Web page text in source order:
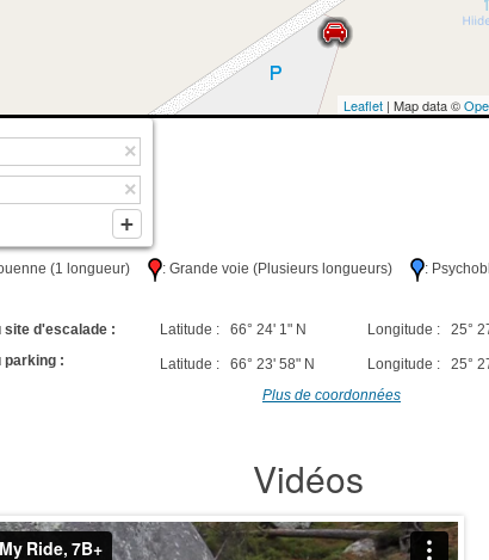
Leaflet| Map data ©
(1 longueur) : Grande voie (Plusieurs longueurs) :
site d'escalade : Latitude : 66° 24' 1" N Longitude : 25°
parking :
Latitude : 66° 23' 58" N Longitude : 25°
Plus de coordonnées
Vidéos